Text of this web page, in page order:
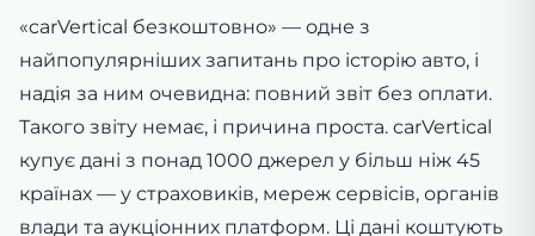
«carVertical безкоштовно» — одне з
найпопулярніших запитань про історію авто, і
надія за ним очевидна: повний звіт без оплати.
Такого звіту немає, і причина проста. carVertical
купує дані з понад 1000 джерел у більш ніж 45
країнах — у страховиків, мереж сервісів, органів
влади та аукціонних платформ. Ці дані коштують